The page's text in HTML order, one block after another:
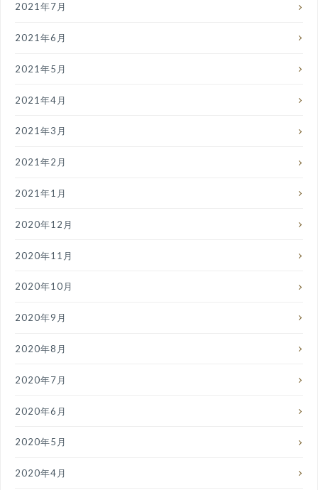
2021年7月
2021年6月
2021年5月
2021年4月
2021年3月
2021年2月
2021年1月
2020年12月
2020年11月
2020年10月
2020年9月
2020年8月
2020年7月
2020年6月
2020年5月
2020年4月